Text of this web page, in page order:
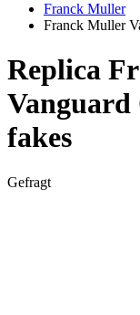
Franck Muller
Franck Muller
Replica
Vanguard
fakes
Gefragt